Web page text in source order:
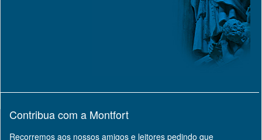
Contribua com a Montfort
Recorremos aos nossos amigos e leitores pedindo que